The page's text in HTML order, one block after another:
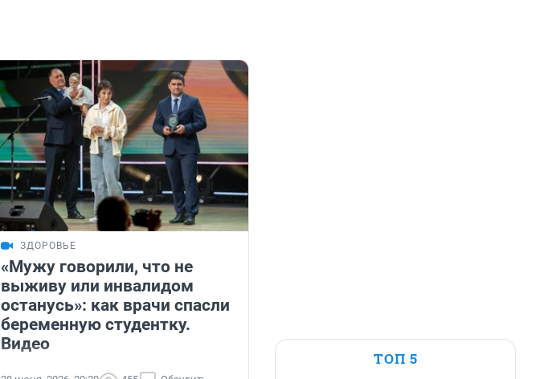
ЗДОРОВЬЕ
«Мужу говорили, что не
выживу или инвалидом
останусь»: как врачи спасли
беременную студентку.
Видео
ТОП 5